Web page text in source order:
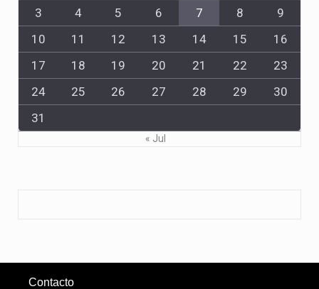
3
4 5 6 7 8
9
10
11 12 13 14 15
16
17
18 19 20 21 22
23
24
25 26 27 28 29
30
31
« Jul
Contacto